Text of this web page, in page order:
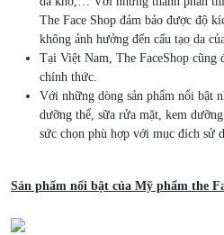
The Face Shop đảm bảo được độ
không ảnh hưởng đến cấu tạo da
Tại Việt Nam, The FaceShop cũng
chính thức.
Với những dòng sản phẩm nổi bật
dưỡng thể, sữa rửa mặt, kem
sức chọn phù hợp với mục đích sử
Sản phẩm nổi bật của Mỹ phẩm the